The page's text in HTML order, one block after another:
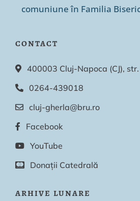
comuniune în Familia
CONTACT
400003 Cluj-Napoca (CJ),
0264-439018
cluj-gherla@bru.ro
Facebook
YouTube
Donații Catedrală
ARHIVE LUNARE